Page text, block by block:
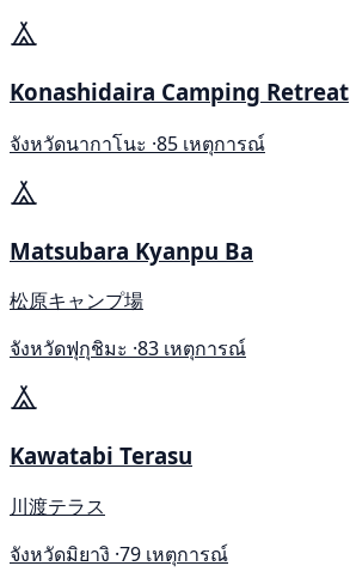
Konashidaira Camping Retreat
จังหวัดนากาโนะ ·85 เหตุการณ์
Matsubara Kyanpu Ba
松原キャンプ場
จังหวัดฟุกุชิมะ ·83 เหตุการณ์
Kawatabi Terasu
川渡テラス
จังหวัดมิยางิ ·79 เหตุการณ์